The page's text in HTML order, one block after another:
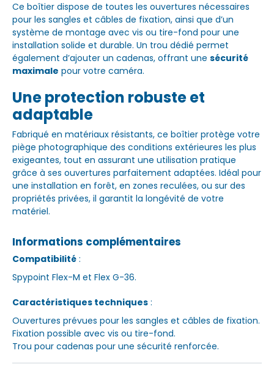
Ce boîtier dispose de toutes les ouvertures nécessaires
pour les sangles et câbles de fixation, ainsi que d’un
système de montage avec vis ou tire-fond pour une
installation solide et durable. Un trou dédié permet
également d’ajouter un cadenas, offrant une sécurité
maximale pour votre caméra.
Une protection robuste et
adaptable
Fabriqué en matériaux résistants, ce boîtier protège votre
piège photographique des conditions extérieures les plus
exigeantes, tout en assurant une utilisation pratique
grâce à ses ouvertures parfaitement adaptées. Idéal pour
une installation en forêt, en zones reculées, ou sur des
propriétés privées, il garantit la longévité de votre
matériel.
Informations complémentaires
Compatibilité :
Spypoint Flex-M et Flex G-36.
Caractéristiques techniques :
Ouvertures prévues pour les sangles et câbles de fixation.
Fixation possible avec vis ou tire-fond.
Trou pour cadenas pour une sécurité renforcée.